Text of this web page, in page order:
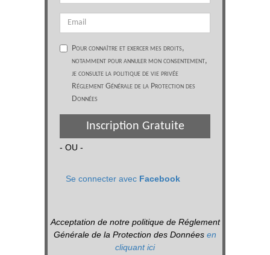
Pour connaître et exercer mes droits,
notamment pour annuler mon consentement,
je consulte la politique de vie privée
Réglement Générale de la Protection des
Données
Inscription Gratuite
- OU -
Se connecter avec Facebook
Acceptation de notre politique de Réglement
Générale de la Protection des Données en
cliquant ici